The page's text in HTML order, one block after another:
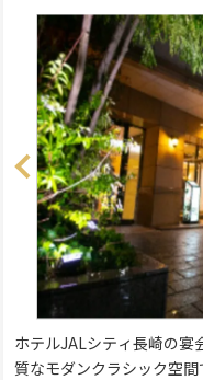
ホテルJALシティ長崎の宴
質なモダンクラシック空